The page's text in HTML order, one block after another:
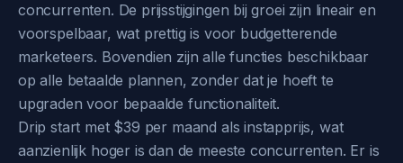
concurrenten. De prijsstijgingen bij groei zijn lineair en
voorspelbaar, wat prettig is voor budgetterende
marketeers. Bovendien zijn alle functies beschikbaar
op alle betaalde plannen, zonder dat je hoeft te
upgraden voor bepaalde functionaliteit.
Drip start met $39 per maand als instapprijs, wat
aanzienlijk hoger is dan de meeste concurrenten. Er is